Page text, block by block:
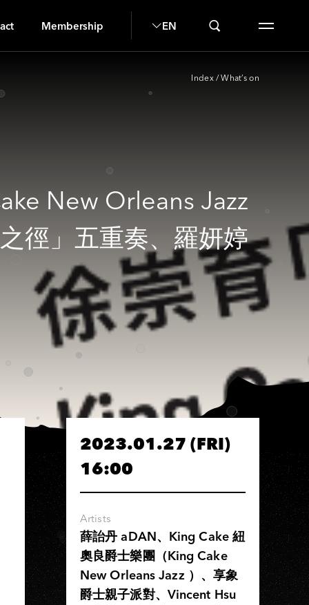
Membership EN
Index / What’s on
New Orleans Jazz
徑」五重奏、羅妍婷
2023.01.27 (FRI)
16:00
Artists
薛詒丹 aDAN、King Cake 紐
奧良爵士樂團（King Cake
New Orleans Jazz ）、享象
爵士親子派對、Vincent Hsu